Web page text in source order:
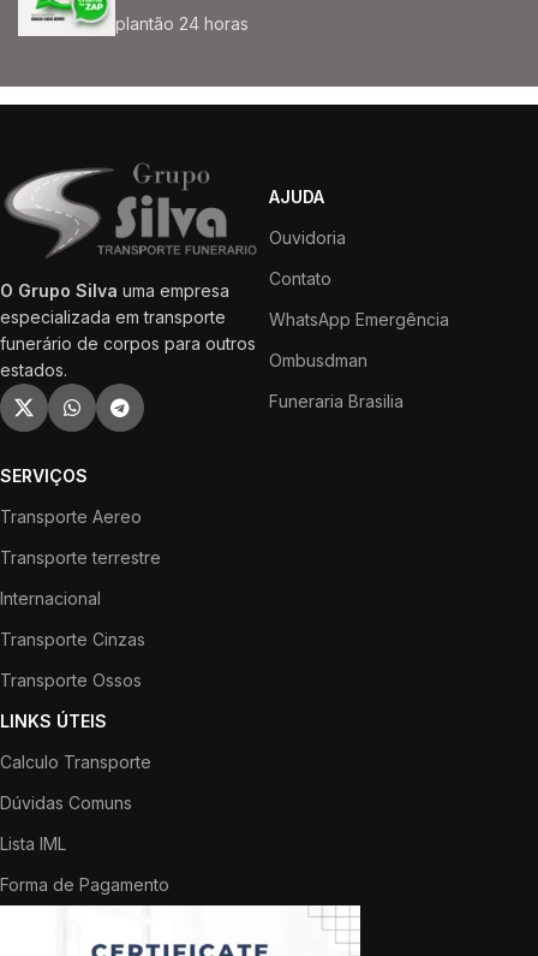
plantão 24 horas
O Grupo Silva uma empresa
especializada em transporte
funerário de corpos para outros
estados.
AJUDA
Ouvidoria
Contato
WhatsApp Emergência
Ombusdman
Funeraria Brasilia
SERVIÇOS
Transporte Aereo
Transporte terrestre
Internacional
Transporte Cinzas
Transporte Ossos
LINKS ÚTEIS
Calculo Transporte
Dúvidas Comuns
Lista IML
Forma de Pagamento